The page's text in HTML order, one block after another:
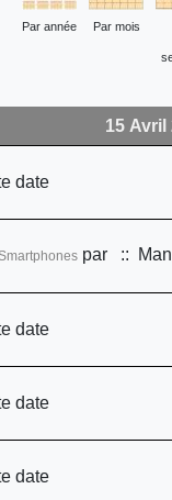
Par année Par mois
15 Avril
date
par ::
date
date
date